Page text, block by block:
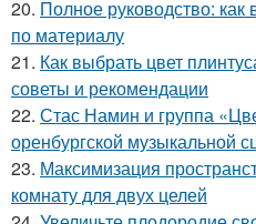
20. Полное руководство: как
по материалу
21. Как выбрать цвет
советы и рекомендации
22. Стас Намин и группа
оренбургской музыкальной
23. Максимизация
комнату для двух целей